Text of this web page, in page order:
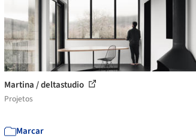
Martina / deltastudio
Projetos
Marcar